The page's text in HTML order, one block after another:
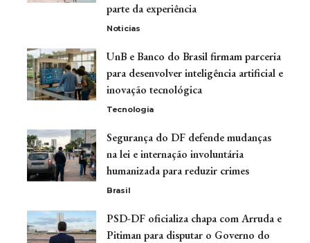
parte da experiência
Noticias
UnB e Banco do Brasil firmam parceria
para desenvolver inteligência artificial e
inovação tecnológica
Tecnologia
Segurança do DF defende mudanças
na lei e internação involuntária
humanizada para reduzir crimes
Brasil
PSD-DF oficializa chapa com Arruda e
Pitiman para disputar o Governo do